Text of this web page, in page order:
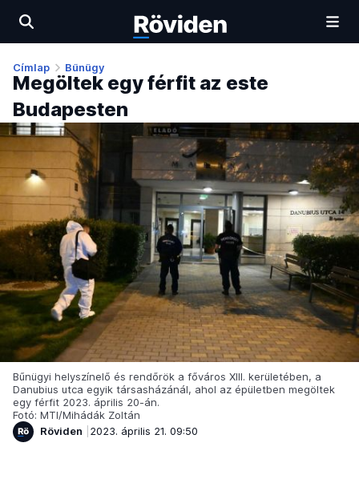
Címlap Bűnügy
Megöltek egy férfit az este
Budapesten
Bűnügyi helyszínelő és rendőrök a főváros XIII. kerületében, a
Danubius utca egyik társasházánál, ahol az épületben megöltek
egy férfit 2023. április 20-án.
Fotó: MTI/Mihádák Zoltán
Röviden
2023. április 21. 09:50